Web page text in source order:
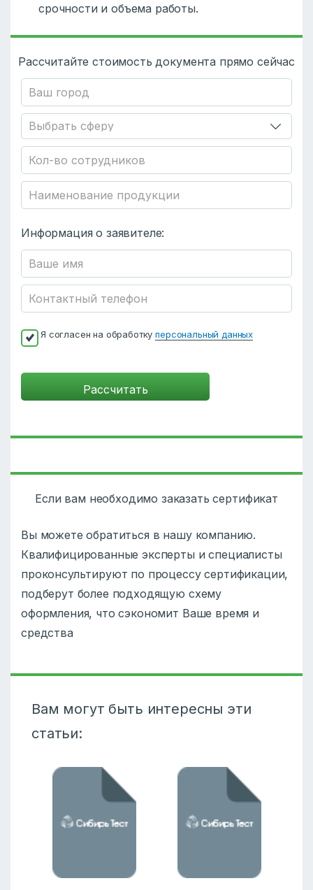
срочности и объема работы.
Рассчитайте стоимость документа прямо сейчас
Информация о заявителе:
Я согласен на обработкуперсональный данных
Если вам необходимо заказать сертификат
Вы можете обратиться в нашу компанию.
Квалифицированные эксперты и специалисты
проконсультируют по процессу сертификации,
подберут более подходящую схему
оформления, что сэкономит Ваше время и
средства
Вам могут быть интересны эти
статьи: